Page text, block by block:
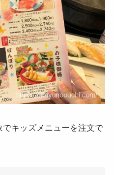
キッズメニューを注文で